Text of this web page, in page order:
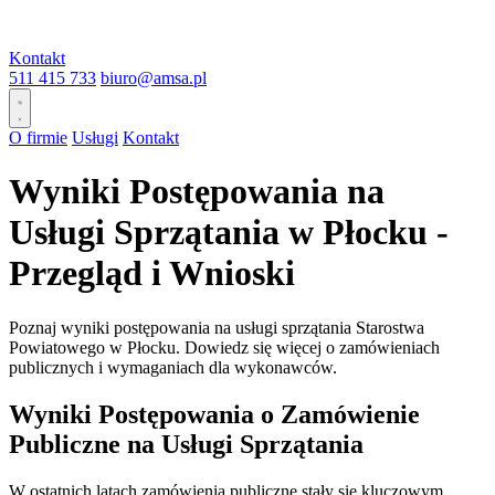
Kontakt
511 415 733 biuro@amsa.pl
O firmie Usługi Kontakt
Wyniki Postępowania na
Usługi Sprzątania w Płocku -
Przegląd i Wnioski
Poznaj wyniki postępowania na usługi sprzątania Starostwa
Powiatowego w Płocku. Dowiedz się więcej o zamówieniach
publicznych i wymaganiach dla wykonawców.
Wyniki Postępowania o Zamówienie
Publiczne na Usługi Sprzątania
W ostatnich latach zamówienia publiczne stały się kluczowym